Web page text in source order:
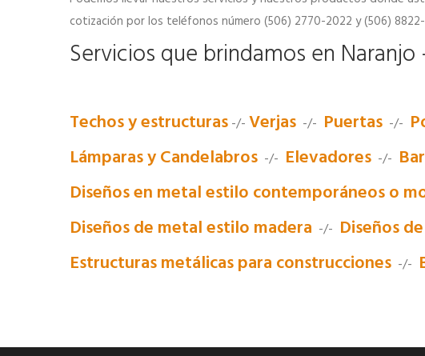
cotización por los teléfonos número (506) 2770-2022 y (506)
Servicios que brindamos en Naranjo
Techos y estructuras -/- Verjas -/- Puertas -/-
Lámparas y Candelabros -/- Elevadores -/-
Diseños en metal estilo contemporáneos o
Diseños de metal estilo madera -/- Diseños
Estructuras metálicas para construcciones -/-